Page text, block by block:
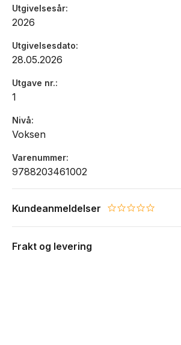
Jacob Hoel, Adresseavisen (Terningkast 5)
Utgivelsesår
2026
Utgivelsesdato
28.05.2026
Utgave nr.
1
Nivå
Voksen
Varenummer
9788203461002
Kundeanmeldelser 0.0 star rating
Frakt og levering